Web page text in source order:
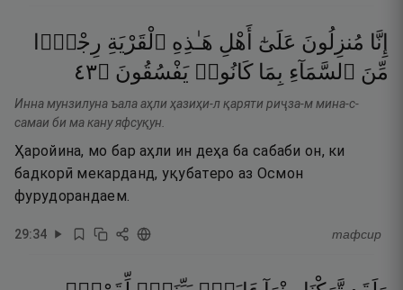
إِنَّا مُنزِلُونَ عَلَىٰٓ أَهْلِ هَـٰذِهِ ٱلْقَرْيَةِ رِجْزًۭا
مِّنَ ٱلسَّمَآءِ بِمَا كَانُوا۟ يَفْسُقُونَ ۝٣٤
Инна мунзилуна ъала аҳли ҳазиҳи-л қаряти риҷза-м мина-с-
самаи би ма кану яфсуқун.
Ҳаройина, мо бар аҳли ин деҳа ба сабаби он, ки
бадкорӣ мекарданд, уқубатеро аз Осмон
фурудорандаем.
29:34 тафсир